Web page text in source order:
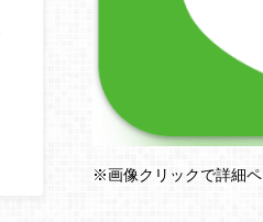
※画像クリックで詳細